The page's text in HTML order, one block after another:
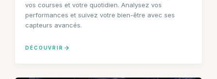
vos courses et votre quotidien. Analysez vos
performances et suivez votre bien-être avec ses
capteurs avancés.
DÉCOUVRIR